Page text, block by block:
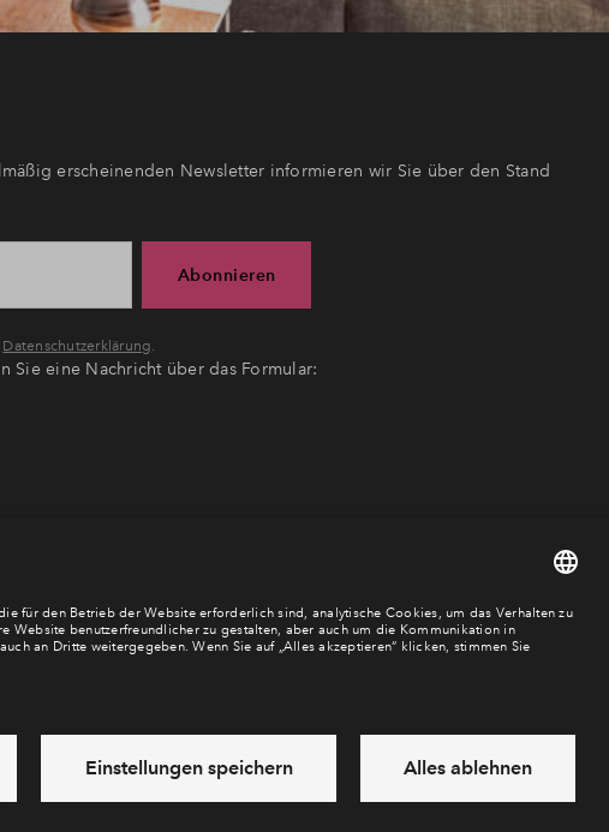
erscheinenden Newsletter informieren wir Sie über den Stand
Abonnieren
Datenschutzerklärung.
Sie eine Nachricht über das Formular: